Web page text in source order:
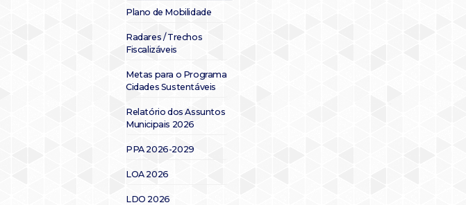
Plano de Mobilidade
Radares / Trechos
Fiscalizáveis
Metas para o Programa
Cidades Sustentáveis
Relatório dos Assuntos
Municipais 2026
PPA 2026-2029
LOA 2026
LDO 2026